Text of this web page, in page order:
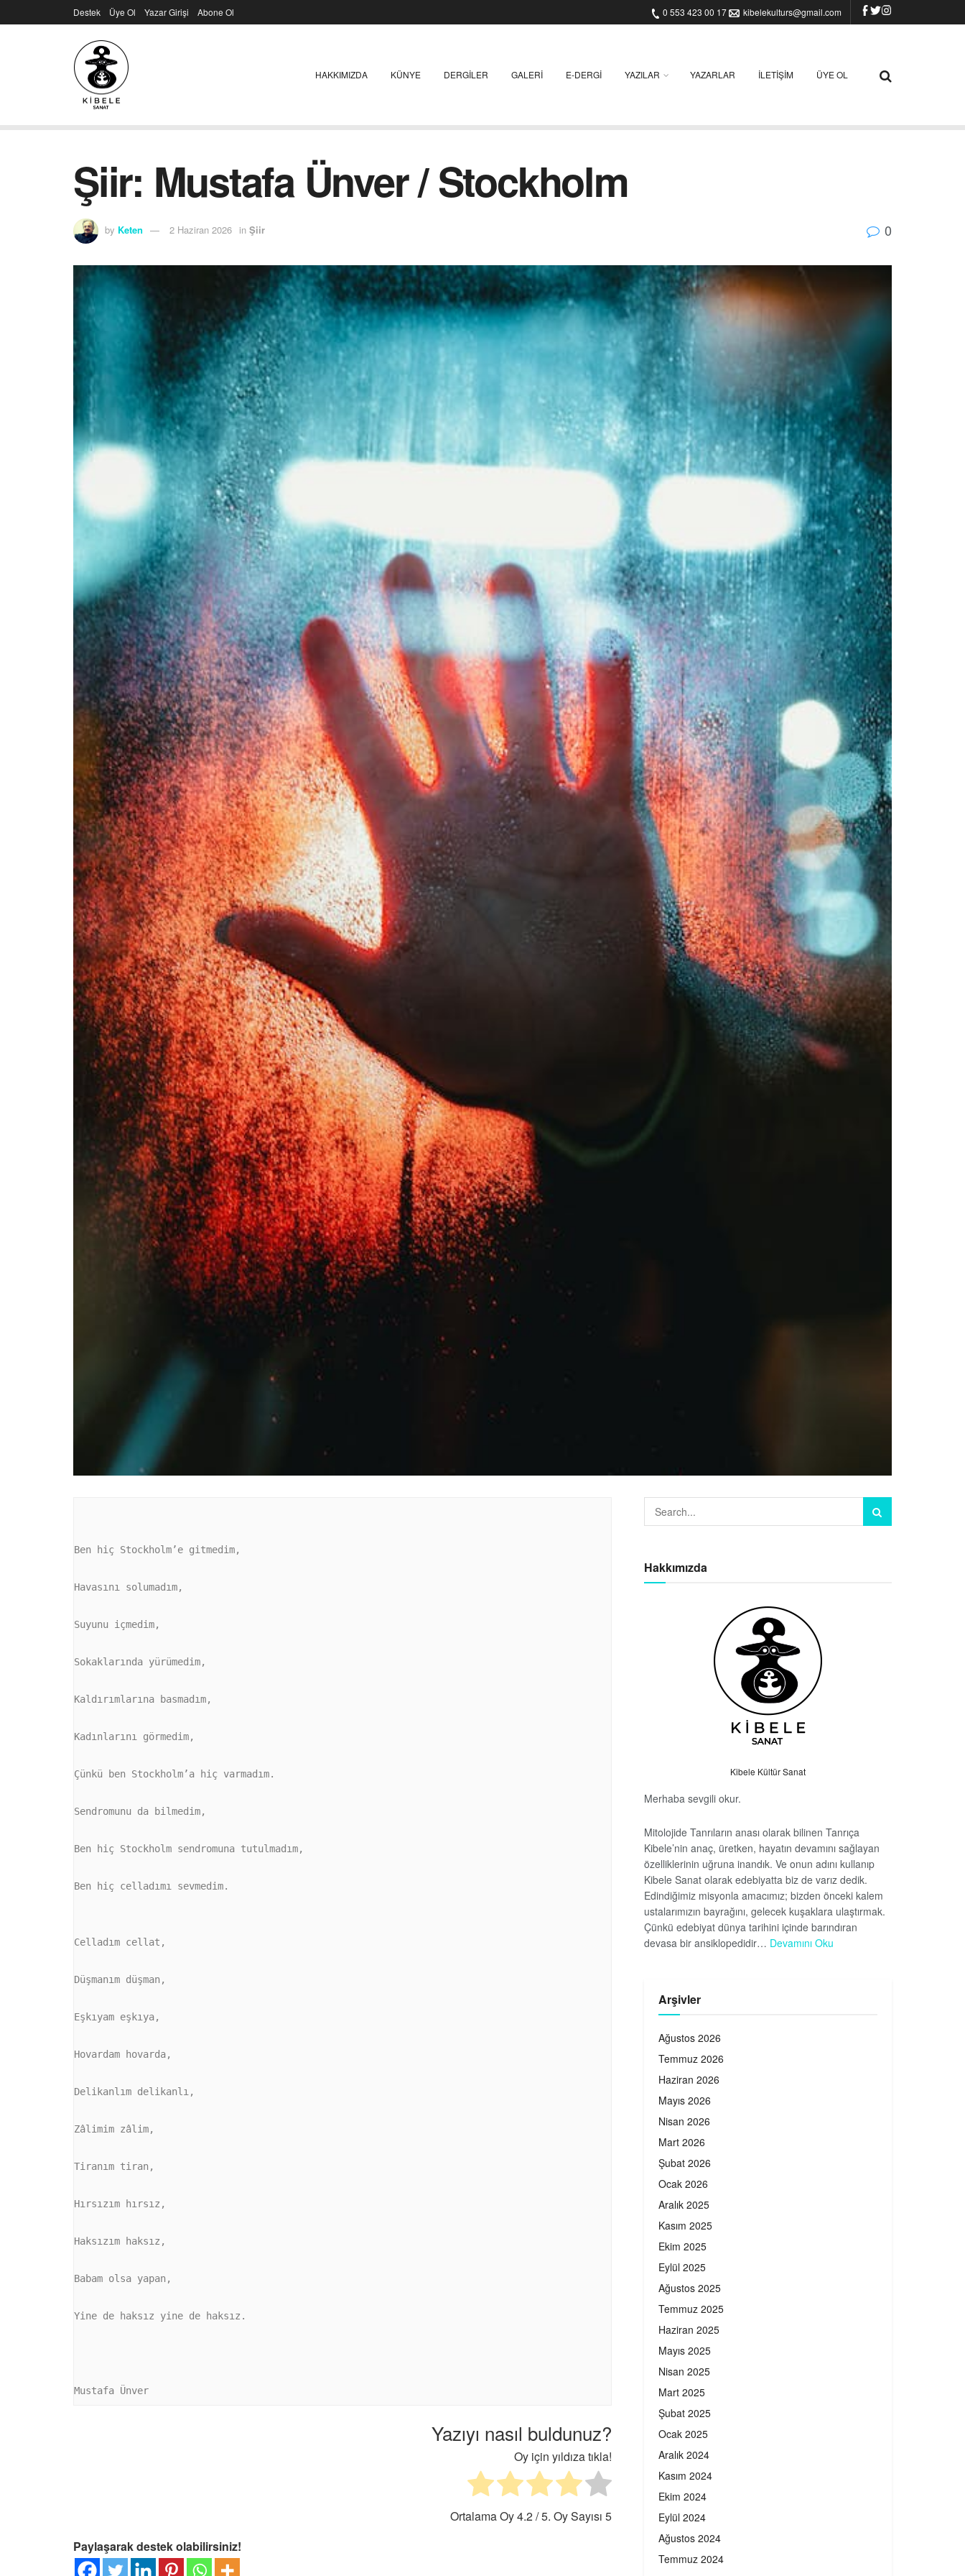
Destek Üye Ol Yazar Girişi Abone Ol 0 553 423 00 17 kibelekulturs@gmail.com
HAKKIMIZDA KÜNYE DERGILER GALERI E-DERGI YAZILAR YAZARLAR İLETIŞIM ÜYE OL
Şiir: Mustafa Ünver / Stockholm
by Keten 2 Haziran 2026 in Şiir 0
Ben hiç Stockholm’e gitmedim,
Havasını solumadım,
Suyunu içmedim,
Sokaklarında yürümedim,
Kaldırımlarına basmadım,
Kadınlarını görmedim,
Çünkü ben Stockholm’a hiç varmadım.
Sendromunu da bilmedim,
Ben hiç Stockholm sendromuna tutulmadım,
Ben hiç celladımı sevmedim.
Celladım cellat,
Düşmanım düşman,
Eşkıyam eşkıya,
Hovardam hovarda,
Delikanlım delikanlı,
Zâlimim zâlim,
Tiranım tiran,
Hırsızım hırsız,
Haksızım haksız,
Babam olsa yapan,
Yine de haksız yine de haksız.
Mustafa Ünver
Yazıyı nasıl buldunuz?
Oy için yıldıza tıkla!
Ortalama Oy4.2/ 5. Oy Sayısı 5
Paylaşarak destek olabilirsiniz!
Hakkımızda
Kibele Kültür Sanat
Merhaba sevgili okur.
Mitolojide Tanrıların anası olarak bilinen Tanrıça
Kibele’nin anaç, üretken, hayatın devamını sağlayan
özelliklerinin uğruna inandık. Ve onun adını kullanıp
Kibele Sanat olarak edebiyatta biz de varız dedik.
Edindiğimiz misyonla amacımız; bizden önceki kalem
ustalarımızın bayrağını, gelecek kuşaklara ulaştırmak.
Çünkü edebiyat dünya tarihini içinde barındıran
devasa bir ansiklopedidir… Devamını Oku
Arşivler
Ağustos 2026
Temmuz 2026
Haziran 2026
Mayıs 2026
Nisan 2026
Mart 2026
Şubat 2026
Ocak 2026
Aralık 2025
Kasım 2025
Ekim 2025
Eylül 2025
Ağustos 2025
Temmuz 2025
Haziran 2025
Mayıs 2025
Nisan 2025
Mart 2025
Şubat 2025
Ocak 2025
Aralık 2024
Kasım 2024
Ekim 2024
Eylül 2024
Ağustos 2024
Temmuz 2024